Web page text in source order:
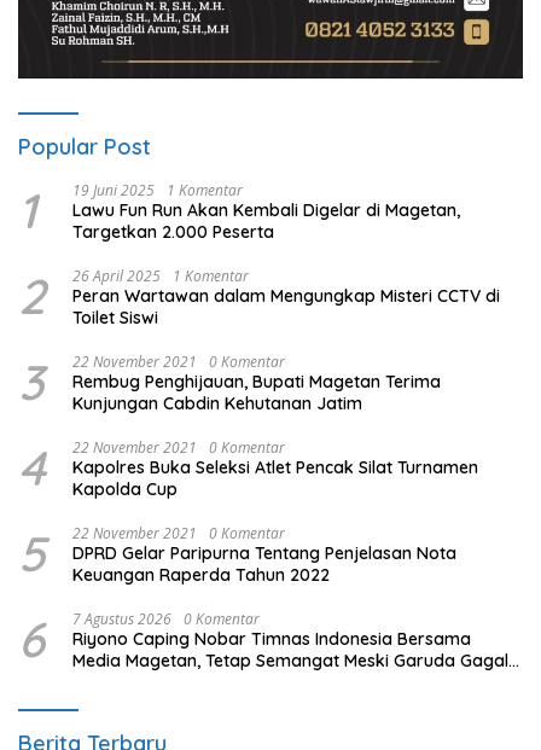
Popular Post
1 19 Juni 2025 1 Komentar
Lawu Fun Run Akan Kembali Digelar di Magetan,
Targetkan 2.000 Peserta
2 26 April 2025 1 Komentar
Peran Wartawan dalam Mengungkap Misteri CCTV di
Toilet Siswi
3 22 November 2021 0 Komentar
Rembug Penghijauan, Bupati Magetan Terima
Kunjungan Cabdin Kehutanan Jatim
4 22 November 2021 0 Komentar
Kapolres Buka Seleksi Atlet Pencak Silat Turnamen
Kapolda Cup
5 22 November 2021 0 Komentar
DPRD Gelar Paripurna Tentang Penjelasan Nota
Keuangan Raperda Tahun 2022
6 7 Agustus 2026 0 Komentar
Riyono Caping Nobar Timnas Indonesia Bersama
Media Magetan, Tetap Semangat Meski Garuda Gagal
Berita Terbaru